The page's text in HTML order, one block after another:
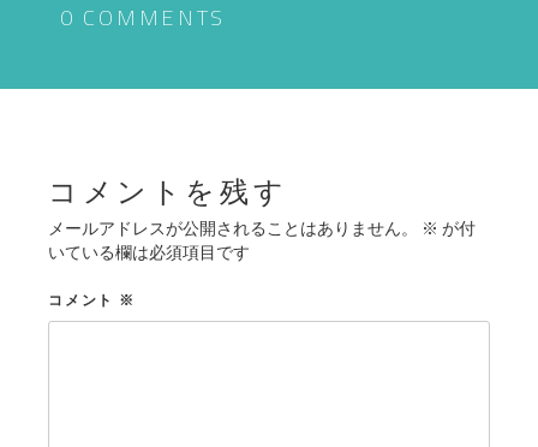
シ
0 COMMENTS
コメントを残す
メールアドレスが公開されることはありません。 ※ が付
いている欄は必須項目です
コメント ※